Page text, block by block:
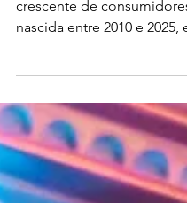
marketing
crescente de
para revisar o...